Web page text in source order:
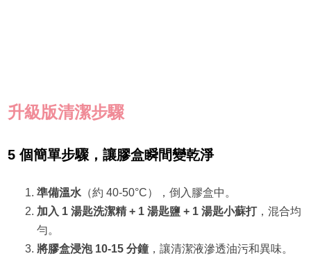
升級版清潔步驟
5 個簡單步驟，讓膠盒瞬間變乾淨
準備溫水（約 40-50°C），倒入膠盒中。
加入 1 湯匙洗潔精 + 1 湯匙鹽 + 1 湯匙小蘇打，混合均
勻。
將膠盒浸泡 10-15 分鐘，讓清潔液滲透油污和異味。